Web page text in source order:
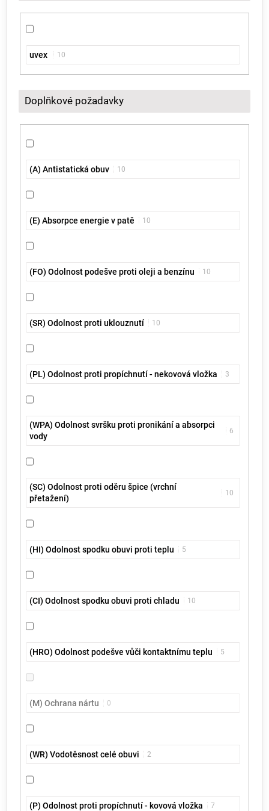
uvex 10
Doplňkové požadavky
(A) Antistatická obuv 10
(E) Absorpce energie v patě 10
(FO) Odolnost podešve proti oleji a benzínu 10
(SR) Odolnost proti uklouznutí 10
(PL) Odolnost proti propíchnutí - nekovová vložka 3
(WPA) Odolnost svršku proti pronikání a absorpci
vody
6
(SC) Odolnost proti oděru špice (vrchní
přetažení)
10
(HI) Odolnost spodku obuvi proti teplu 5
(CI) Odolnost spodku obuvi proti chladu 10
(HRO) Odolnost podešve vůči kontaktnímu teplu 5
(M) Ochrana nártu 0
(WR) Vodotěsnost celé obuvi 2
(P) Odolnost proti propíchnutí - kovová vložka 7